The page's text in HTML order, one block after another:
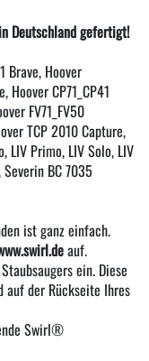
Deutschland gefertigt!
Brave, Hoover
Hoover CP71_CP41
FV71_FV50
TCP 2010 Capture,
LIV Primo, LIV Solo, LIV
BC 7035
ist ganz einfach.
auf.
ein. Diese
auf der Rückseite Ihres
Swirl®